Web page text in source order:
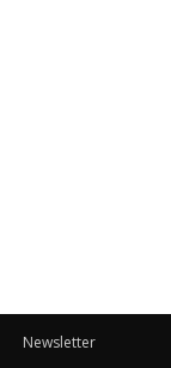
Newsletter